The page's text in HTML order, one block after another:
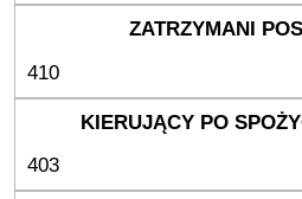
410
403